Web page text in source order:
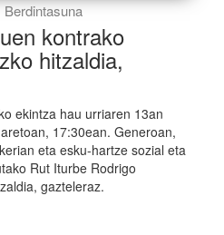
Berdintasuna
kontrako
hitzaldia,
ekintza hau urriaren 13an
17:30ean. Generoan,
eta esku-hartze sozial eta
Rut Iturbe Rodrigo
gazteleraz.